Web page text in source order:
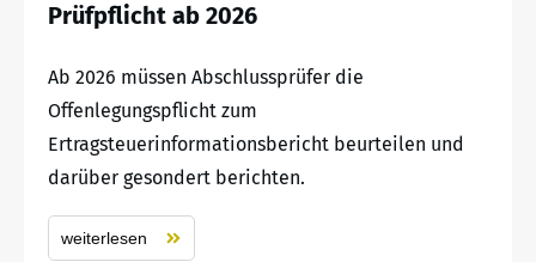
Prüfpflicht ab 2026
Ab 2026 müssen Abschlussprüfer die
Offenlegungspflicht zum
Ertragsteuerinformationsbericht beurteilen und
darüber gesondert berichten.
weiterlesen